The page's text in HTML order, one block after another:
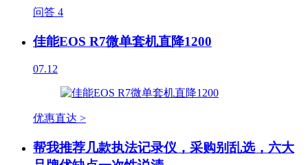
问答 4
佳能EOS R7微单套机直降1200
07.12
优惠直达 >
帮我推荐几款执法记录仪，采购别乱选，六大